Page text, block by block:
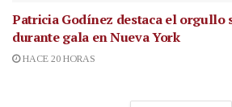
Patricia Godínez destaca el orgullo
durante gala en Nueva York
HACE 20 HORAS